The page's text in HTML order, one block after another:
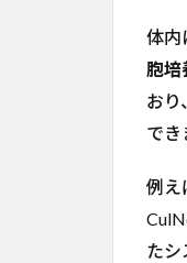
体内
胞培
おり
でき
例え
たシ